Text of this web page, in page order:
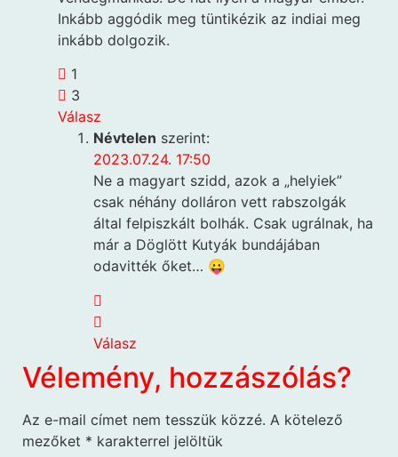
Inkább aggódik meg tüntikézik az indiai meg
inkább dolgozik.
1
3
Válasz
Névtelen szerint:
2023.07.24. 17:50
Ne a magyart szidd, azok a „helyiek”
csak néhány dolláron vett rabszolgák
által felpiszkált bolhák. Csak ugrálnak, ha
már a Döglött Kutyák bundájában
odavitték őket… 😛
Válasz
Vélemény, hozzászólás?
Az e-mail címet nem tesszük közzé. A kötelező
mezőket * karakterrel jelöltük